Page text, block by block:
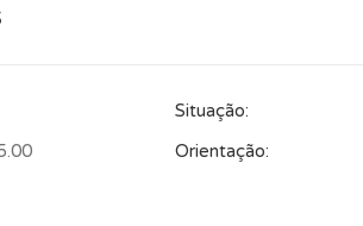
Situação:
Orientação: